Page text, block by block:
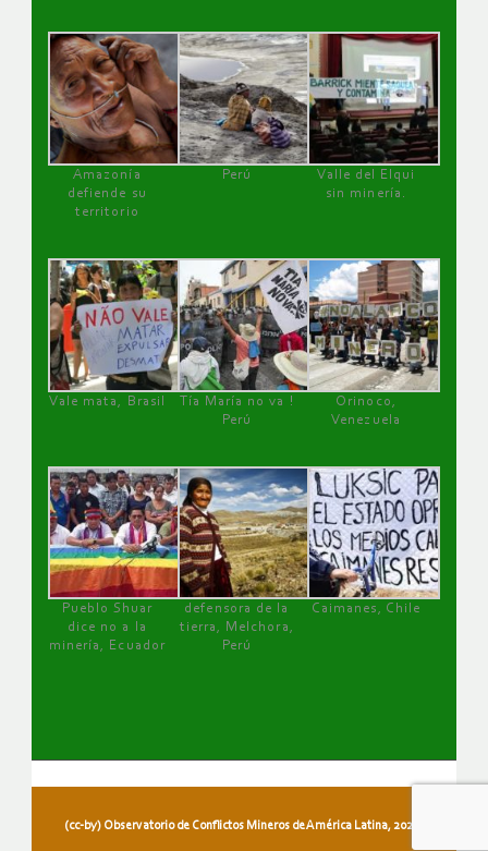
Amazonía
defiende su
territorio
Perú
Valle del Elqui
sin minería.
Vale mata, Brasil
Tía María no va !
Perú
Orinoco,
Venezuela
Pueblo Shuar
dice no a la
minería, Ecuador
defensora de la
tierra, Melchora,
Perú
Caimanes, Chile
(cc-by) Observatorio de Conflictos Mineros de América Latina, 2026